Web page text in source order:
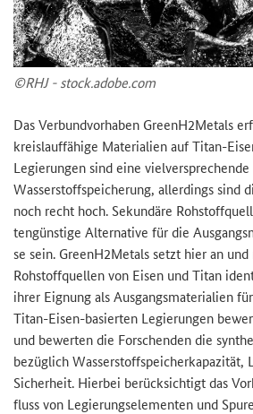
©RHJ - stock.adobe.com
Das Ver­bund­vor­ha­ben GreenH2Metals
kreis­lauf­fä­hi­ge Ma­te­ria­li­en auf Titan-​
Legierungen sind eine
Was­ser­stoff­spei­che­rung, al­ler­dings sind
noch recht hoch. Se­kun­dä­re
ten­güns­ti­ge Al­ter­na­ti­ve für die
se sein. GreenH2Metals setzt hier an
Roh­stoff­quel­len von Eisen und Titan
ihrer Eig­nung als Aus­gangs­ma­te­ria­li­en
Titan-​Eisen-basierten Le­gie­run­gen
und be­wer­ten die For­schen­den die
be­züg­lich Was­ser­stoff­spei­cher­ka­pa­zi­tät,
Si­cher­heit. Hier­bei be­rück­sich­tigt das
fluss von Le­gie­rungs­ele­men­ten und